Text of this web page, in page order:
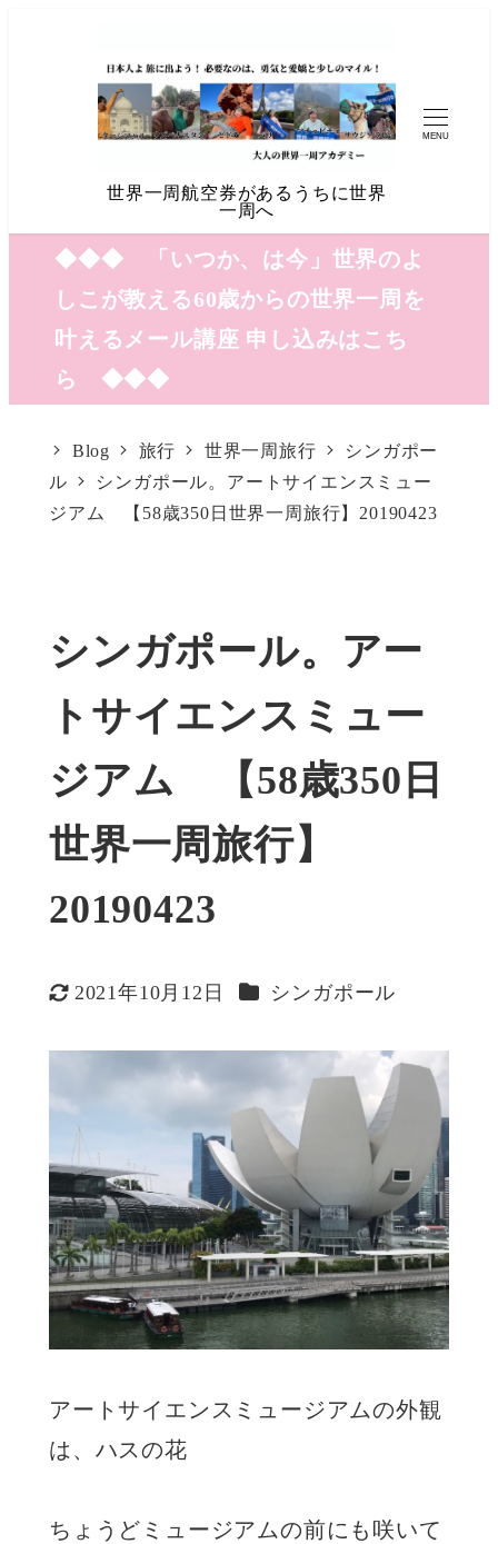
世界一周航空券があるうちに世界
一周へ
MENU
◆◆◆ 「いつか、は今」世界のよ
しこが教える60歳からの世界一周を
叶えるメール講座 申し込みはこち
ら ◆◆◆
Blog 旅行 世界一周旅行
シンガポー
ル
シンガポール。アートサイエンスミュー
ジアム 【58歳350日世界一周旅行】20190423
シンガポール。アー
トサイエンスミュー
ジアム 【58歳350日
世界一周旅行】
20190423
更新日
2021年10月12日 カテゴリー
シンガポール
アートサイエンスミュージアムの外観
は、ハスの花
ちょうどミュージアムの前にも咲いて